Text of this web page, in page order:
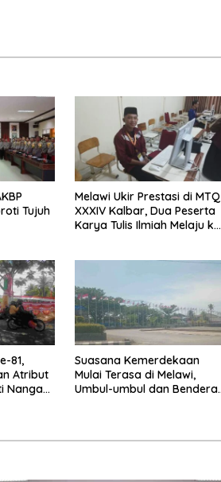
Tujuh
Melawi Ukir Prestasi di MTQ
XXXIV Kalbar, Dua Peserta
Karya Tulis Ilmiah Melaju ke
81,
Atribut
Nanga
Suasana Kemerdekaan
Mulai Terasa di Melawi,
Umbul-umbul dan Bendera